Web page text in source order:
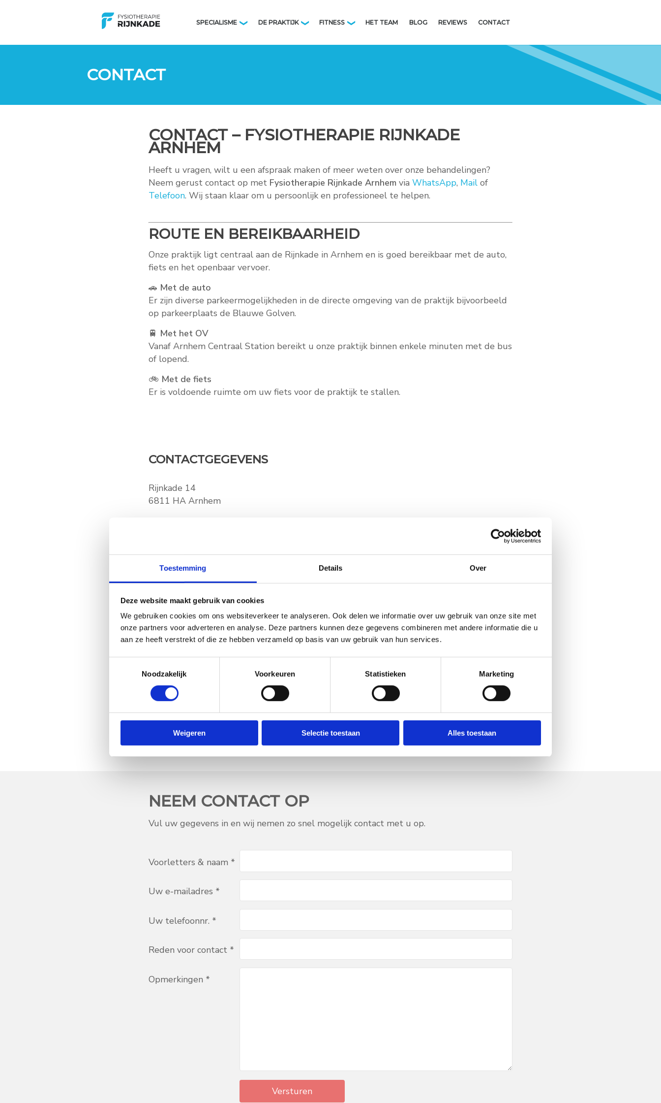
Toestemming Details Over
Deze website maakt gebruik van cookies
We gebruiken cookies om ons websiteverkeer te analyseren. Ook delen we informatie over uw gebruik van onze site met
onze partners voor adverteren en analyse. Deze partners kunnen deze gegevens combineren met andere informatie die u
aan ze heeft verstrekt of die ze hebben verzameld op basis van uw gebruik van hun services.
Noodzakelijk
Voorkeuren Statistieken Marketing
Weigeren Selectie toestaan Alles toestaan
SPECIALISME ❯ DE PRAKTIJK ❯ FITNESS ❯ HET TEAM BLOG REVIEWS CONTACT
CONTACT
CONTACT – FYSIOTHERAPIE RIJNKADE
ARNHEM
Heeft u vragen, wilt u een afspraak maken of meer weten over onze behandelingen?
Neem gerust contact op met Fysiotherapie Rijnkade Arnhem via WhatsApp, Mail of
Telefoon. Wij staan klaar om u persoonlijk en professioneel te helpen.
ROUTE EN BEREIKBAARHEID
Onze praktijk ligt centraal aan de Rijnkade in Arnhem en is goed bereikbaar met de auto,
fiets en het openbaar vervoer.
🚗 Met de auto
Er zijn diverse parkeermogelijkheden in de directe omgeving van de praktijk bijvoorbeeld
op parkeerplaats de Blauwe Golven.
🚆 Met het OV
Vanaf Arnhem Centraal Station bereikt u onze praktijk binnen enkele minuten met de bus
of lopend.
🚲 Met de fiets
Er is voldoende ruimte om uw fiets voor de praktijk te stallen.
CONTACTGEGEVENS
Rijnkade 14
6811 HA Arnhem
ONZE OPENINGSTIJDEN
FYSIOTHERAPIE
Di: 20:00uur
Wo: 17:30uur
Do: 08:00uur -18:00uur
07:00
FITNESS
Ma t/m do: 17:00
09:00
Zaterdag: 10:00uur -15:00uur
NEEM CONTACT OP
Vul uw gegevens in en wij nemen zo snel mogelijk contact met u op.
Voorletters & naam *
Uw e-mailadres *
Uw telefoonnr. *
Reden voor contact *
Opmerkingen *
Versturen